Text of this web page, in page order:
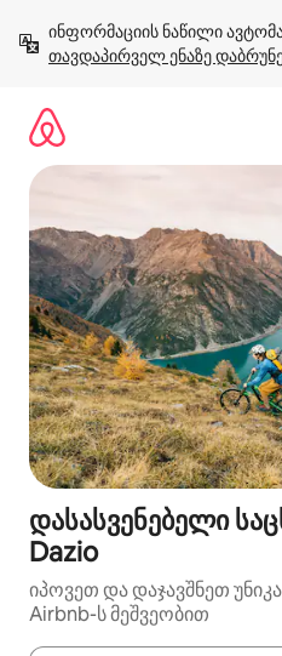
გადასვლა
თავდაპირველ ენაზე
დასასვენებელი
Dazio
იპოვეთ და დაჯავშნეთ
Airbnb-ს მეშვეობით